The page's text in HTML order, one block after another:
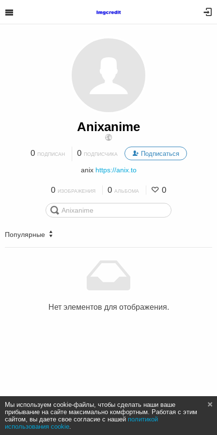
Anixanime
0 ПОДПИСАН 0 ПОДПИСЧИКА Подписаться
anix https://anix.to
0 ИЗОБРАЖЕНИЯ 0 АЛЬБОМА 0
Популярные
Нет элементов для отображения.
Мы используем cookie-файлы, чтобы сделать наши ваше
прибывание на сайте максимально комфортным. Работая с этим
сайтом, вы даете свое согласие с нашей политикой
использования cookie.